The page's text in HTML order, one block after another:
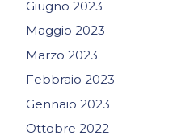
Giugno 2023
Maggio 2023
Marzo 2023
Febbraio 2023
Gennaio 2023
Ottobre 2022